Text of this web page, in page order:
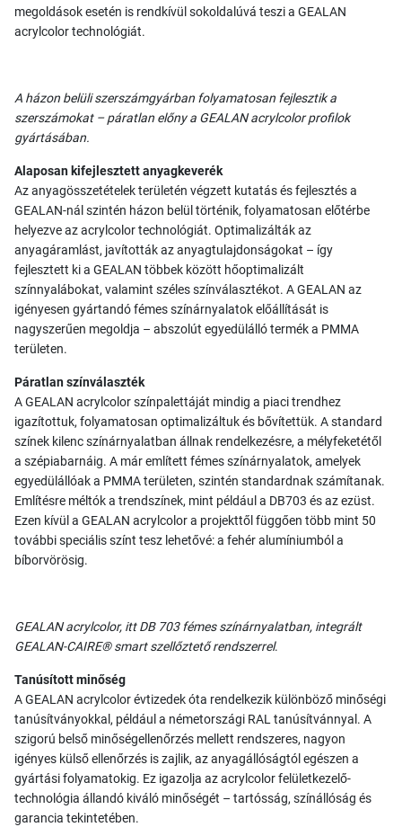
megoldások esetén is rendkívül sokoldalúvá teszi a GEALAN
acrylcolor technológiát.
A házon belüli szerszámgyárban folyamatosan fejlesztik a
szerszámokat – páratlan előny a GEALAN acrylcolor profilok
gyártásában.
Alaposan kifejlesztett anyagkeverék
Az anyagösszetételek területén végzett kutatás és fejlesztés a
GEALAN-nál szintén házon belül történik, folyamatosan előtérbe
helyezve az acrylcolor technológiát. Optimalizálták az
anyagáramlást, javították az anyagtulajdonságokat – így
fejlesztett ki a GEALAN többek között hőoptimalizált
színnyalábokat, valamint széles színválasztékot. A GEALAN az
igényesen gyártandó fémes színárnyalatok előállítását is
nagyszerűen megoldja – abszolút egyedülálló termék a PMMA
területen.
Páratlan színválaszték
A GEALAN acrylcolor színpalettáját mindig a piaci trendhez
igazítottuk, folyamatosan optimalizáltuk és bővítettük. A standard
színek kilenc színárnyalatban állnak rendelkezésre, a mélyfeketétől
a szépiabarnáig. A már említett fémes színárnyalatok, amelyek
egyedülállóak a PMMA területen, szintén standardnak számítanak.
Említésre méltók a trendszínek, mint például a DB703 és az ezüst.
Ezen kívül a GEALAN acrylcolor a projekttől függően több mint 50
további speciális színt tesz lehetővé: a fehér alumíniumból a
bíborvörösig.
GEALAN acrylcolor, itt DB 703 fémes színárnyalatban, integrált
GEALAN-CAIRE® smart szellőztető rendszerrel.
Tanúsított minőség
A GEALAN acrylcolor évtizedek óta rendelkezik különböző minőségi
tanúsítványokkal, például a németországi RAL tanúsítvánnyal. A
szigorú belső minőségellenőrzés mellett rendszeres, nagyon
igényes külső ellenőrzés is zajlik, az anyagállóságtól egészen a
gyártási folyamatokig. Ez igazolja az acrylcolor felületkezelő-
technológia állandó kiváló minőségét – tartósság, színállóság és
garancia tekintetében.